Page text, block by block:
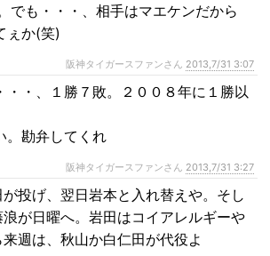
でも・・・、相手はマエケンだから
ぇか(笑)
阪神タイガースファンさん 2013,7/31 3:07
・・、１勝７敗。２００８年に１勝以
。勘弁してくれ
阪神タイガースファンさん 2013,7/31 3:27
が投げ、翌日岩本と入れ替えや。そし
浪が日曜へ。岩田はコイアレルギーや
来週は、秋山か白仁田が代役よ